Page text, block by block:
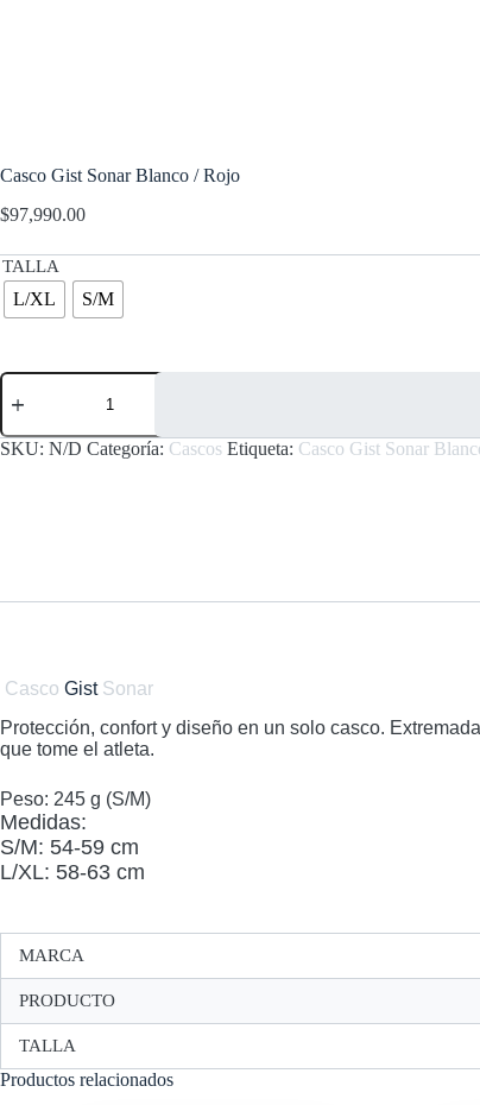
Casco Gist Sonar Blanco / Rojo
$97,990.00
TALLA
L/XL S/M
Casco
Gist
Blanco
/
SKU: N/D Categoría: Cascos Etiqueta: Casco Gist Sonar
Casco Gist Sonar
Protección, confort y diseño en un solo casco.
que tome el atleta.
Peso: 245 g (S/M)
Medidas:
S/M: 54-59 cm
L/XL: 58-63 cm
MARCA
PRODUCTO
TALLA
Productos relacionados